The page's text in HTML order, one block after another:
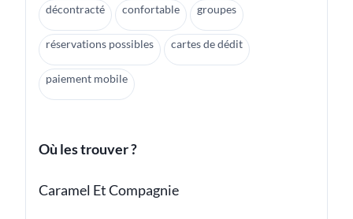
décontracté confortable groupes
réservations possibles cartes de dédit
paiement mobile
Où les trouver ?
Caramel Et Compagnie